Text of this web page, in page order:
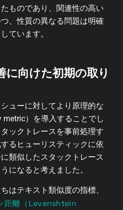
ものであり、関連性の高い
、性質の異なる問題は明確
ています。
に向けた初期の取り
ューに対してより原理的な
）を導入することでし
ックトレースを事前処理す
るヒューリスティックに依
類似したスタックトレース
になると考えました。
はテキスト類似度の指標、
距離（Levenshtein